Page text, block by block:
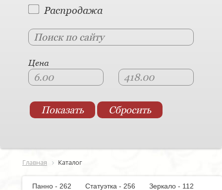
Распродажа
Цена
Главная Каталог
Панно - 262 Статуэтка - 256
Зеркало - 112